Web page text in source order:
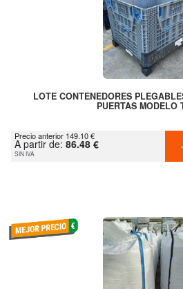
LOTE CONTENEDORES
PUERTAS MODELO
Precio anterior 149.10 €
A partir de: 86.48 €
SIN IVA